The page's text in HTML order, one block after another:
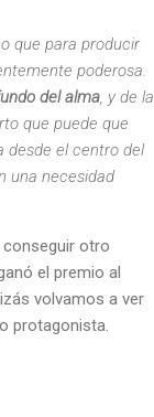
que para producir
poderosa.
del alma , y de la
que puede que
desde el centro del
una necesidad
conseguir otro
el premio al
volvamos a ver
protagonista.